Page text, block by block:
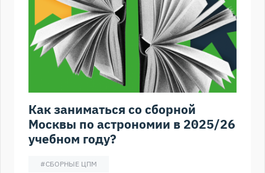
Как заниматься со сборной
Москвы по астрономии в 2025/26
учебном году?
#СБОРНЫЕ ЦПМ